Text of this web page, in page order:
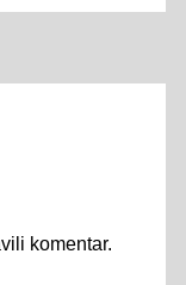
komentar.